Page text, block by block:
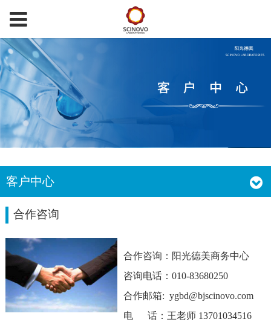
客户中心
合作咨询
合作咨询：阳光德美商务中心
咨询电话：010-83680250
合作邮箱: ygbd@bjscinovo.com
电 话：王老师 13701034516